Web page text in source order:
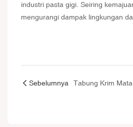
industri pasta gigi. Seiring
mengurangi dampak lingkungan
Sebelumnya